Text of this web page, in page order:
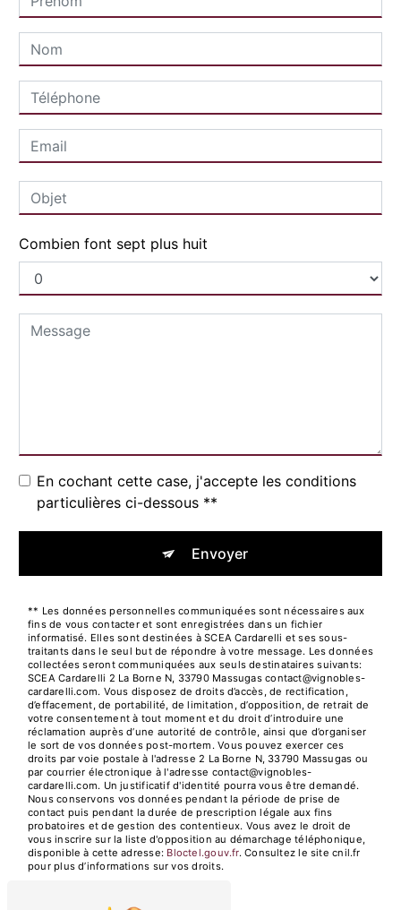
Combien font sept plus huit
En cochant cette case, j'accepte les conditions
particulières ci-dessous **
Envoyer
** Les données personnelles communiquées sont nécessaires aux
fins de vous contacter et sont enregistrées dans un fichier
informatisé. Elles sont destinées à SCEA Cardarelli et ses sous-
traitants dans le seul but de répondre à votre message. Les données
collectées seront communiquées aux seuls destinataires suivants:
SCEA Cardarelli 2 La Borne N, 33790 Massugas contact@vignobles-
cardarelli.com. Vous disposez de droits d’accès, de rectification,
d’effacement, de portabilité, de limitation, d’opposition, de retrait de
votre consentement à tout moment et du droit d’introduire une
réclamation auprès d’une autorité de contrôle, ainsi que d’organiser
le sort de vos données post-mortem. Vous pouvez exercer ces
droits par voie postale à l'adresse 2 La Borne N, 33790 Massugas ou
par courrier électronique à l'adresse contact@vignobles-
cardarelli.com. Un justificatif d'identité pourra vous être demandé.
Nous conservons vos données pendant la période de prise de
contact puis pendant la durée de prescription légale aux fins
probatoires et de gestion des contentieux. Vous avez le droit de
vous inscrire sur la liste d'opposition au démarchage téléphonique,
disponible à cette adresse:
Bloctel.gouv.fr. Consultez le site cnil.fr
pour plus d’informations sur vos droits.